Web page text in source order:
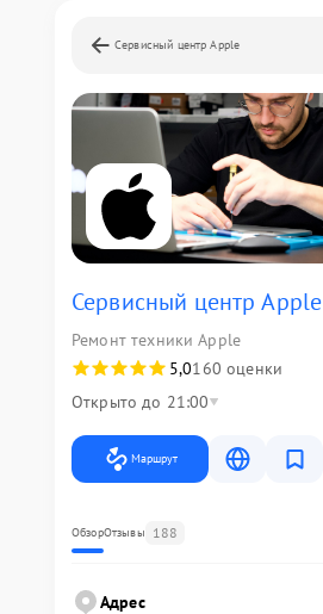
Сервисный центр Apple
Сервисный центр Apple
Ремонт техники Apple
5,0160 оценки
Открыто до 21:00
Маршрут
ОбзорОтзывы 188
Адрес